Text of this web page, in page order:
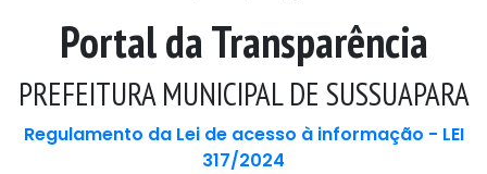
Portal da Transparência
PREFEITURA MUNICIPAL DE SUSSUAPARA
Regulamento da Lei de acesso à informação - LEI
317/2024